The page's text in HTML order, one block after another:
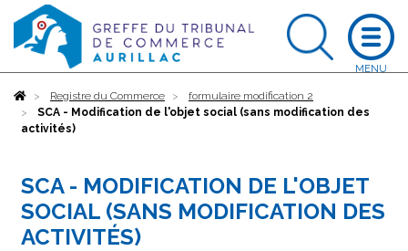
AccueilRegistre du Commerce
formulaire modification 2
SCA - Modification de l'objet social (sans modification des
activités)
SCA - MODIFICATION DE L'OBJET
SOCIAL (SANS MODIFICATION DES
ACTIVITÉS)